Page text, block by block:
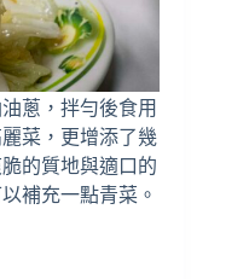
蔥，拌勻後食用
菜，更增添了幾
的質地與適口的
補充一點青菜。